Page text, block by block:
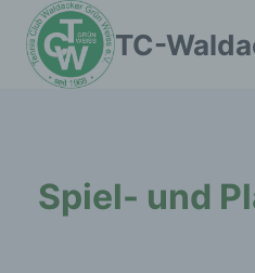
Zum
Inhalt
springen
TC-
Spiel- und